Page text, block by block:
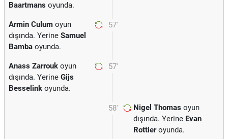
Baartmans oyunda.
57'
Armin Culum oyun
dışında. Yerine Samuel
Bamba oyunda.
57'
Anass Zarrouk oyun
dışında. Yerine Gijs
Besselink oyunda.
58' Nigel Thomas oyun
dışında. Yerine Evan
Rottieroyunda.